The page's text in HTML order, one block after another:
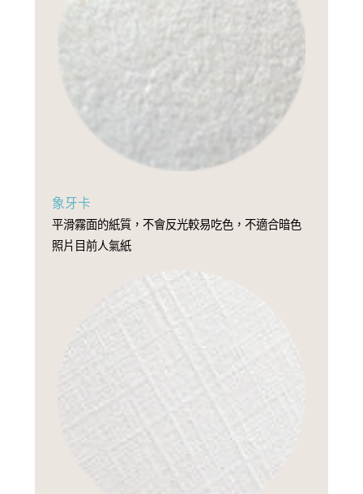
象牙卡
平滑霧面的紙質，不會反光較易吃色，不適合暗色
照片目前人氣紙